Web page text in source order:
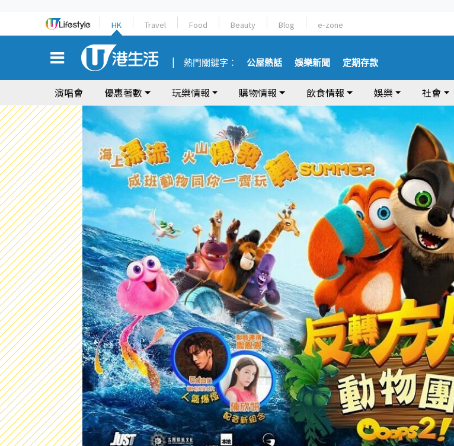
HK Travel Food Beauty Blog e-zone
熱門關鍵字： 公屋熱話 娛樂新聞 定期存款
演唱會 優惠著數 玩樂情報 購物情報 飲食情報 娛樂 社會